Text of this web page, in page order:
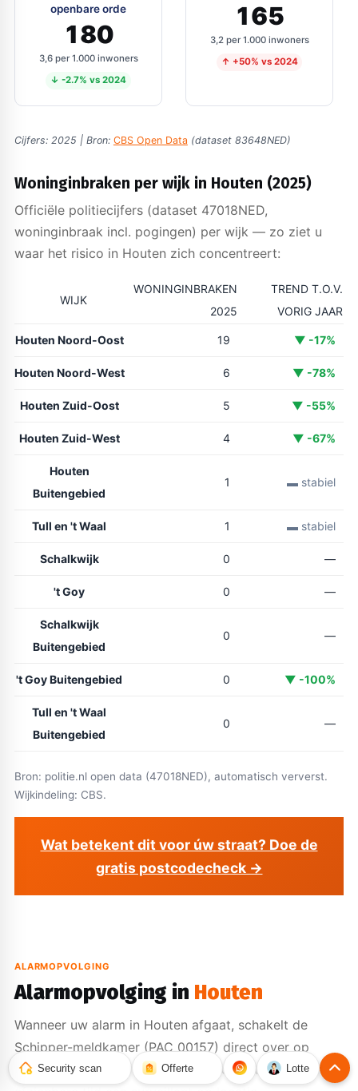
openbare orde
180
3,6 per 1.000 inwoners
↓ -2.7% vs 2024
165
3,2 per 1.000 inwoners
↑ +50% vs 2024
Cijfers: 2025 | Bron: CBS Open Data (dataset 83648NED)
Woninginbraken per wijk in Houten (2025)
Officiële politiecijfers (dataset 47018NED,
woninginbraak incl. pogingen) per wijk — zo ziet u
waar het risico in Houten zich concentreert:
WIJK
WONINGINBRAKEN
2025
TREND T.O.V.
VORIG JAAR
Houten Noord-Oost 19 ▼ -17%
Houten Noord-West 6 ▼ -78%
Houten Zuid-Oost 5 ▼ -55%
Houten Zuid-West 4 ▼ -67%
Houten
Buitengebied
1 ▬ stabiel
Tull en 't Waal 1 ▬ stabiel
Schalkwijk 0 —
't Goy 0 —
Schalkwijk
Buitengebied
0 —
't Goy Buitengebied 0 ▼ -100%
Tull en 't Waal
Buitengebied
0 —
Bron: politie.nl open data (47018NED), automatisch ververst.
Wijkindeling: CBS.
Wat betekent dit voor úw straat? Doe de
gratis postcodecheck →
ALARMOPVOLGING
Alarmopvolging in Houten
Wanneer uw alarm in Houten afgaat, schakelt de
Schipper-meldkamer (PAC 00157) direct over op
verificatie. Blijkt de dreiging echt, dan staat er binnen
Security scan Offerte Lotte